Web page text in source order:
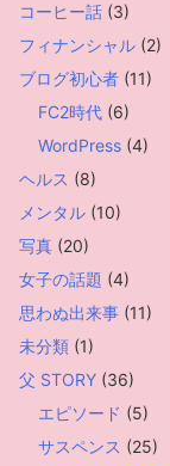
コーヒー話 (3)
フィナンシャル (2)
ブログ初心者 (11)
FC2時代 (6)
WordPress (4)
ヘルス (8)
メンタル (10)
写真 (20)
女子の話題 (4)
思わぬ出来事 (11)
未分類 (1)
父 STORY (36)
エピソード (5)
サスペンス (25)